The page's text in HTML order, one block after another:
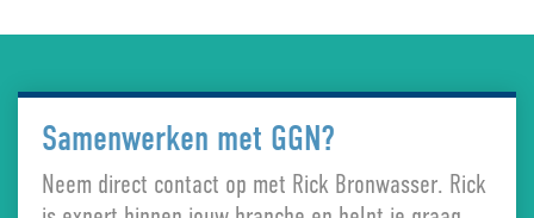
Samenwerken met GGN?
Neem direct contact op met Rick Bronwasser. Rick